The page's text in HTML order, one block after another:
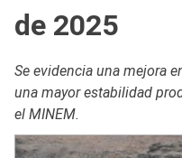
de 2025
Se evidencia una mejora
una mayor estabilidad
el MINEM.